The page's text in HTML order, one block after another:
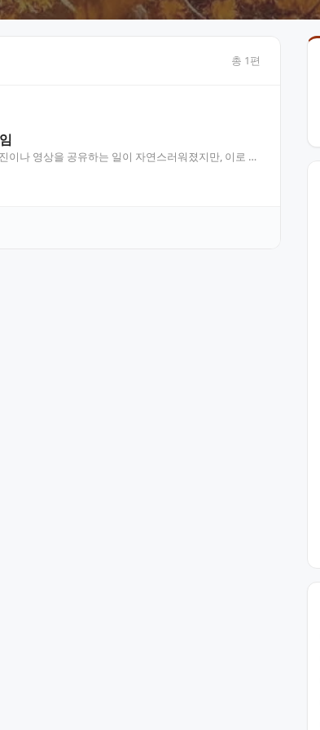
총 1편
이나 영상을 공유하는 일이 자연스러워졌지만, 이로 인
점 증가하고 있습니다. 단…